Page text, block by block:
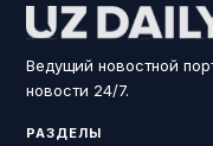
Ведущий новостной
новости 24/7.
РАЗДЕЛЫ